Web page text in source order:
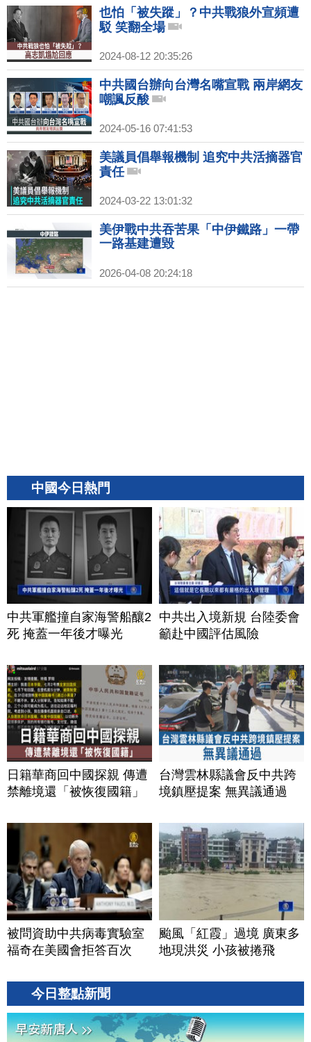
也怕「被失蹤」？中共戰狼外宣頻遭
駁 笑翻全場
2024-08-12 20:35:26
中共國台辦向台灣名嘴宣戰 兩岸網友
嘲諷反酸
2024-05-16 07:41:53
美議員倡舉報機制 追究中共活摘器官
責任
2024-03-22 13:01:32
美伊戰中共吞苦果「中伊鐵路」一帶
一路基建遭毀
2026-04-08 20:24:18
中國今日熱門
中共軍艦撞自家海警船釀2
死 掩蓋一年後才曝光
中共出入境新規 台陸委會
籲赴中國評估風險
日籍華商回中國探親 傳遭
禁離境還「被恢復國籍」
台灣雲林縣議會反中共跨
境鎮壓提案 無異議通過
被問資助中共病毒實驗室
福奇在美國會拒答百次
颱風「紅霞」過境 廣東多
地現洪災 小孩被捲飛
今日整點新聞